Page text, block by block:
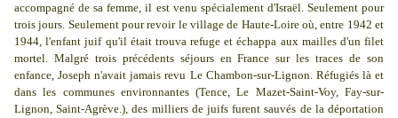
accompagné de sa femme, il est venu spécialement d'Israël. Seulement pour
trois jours. Seulement pour revoir le village de Haute-Loire où, entre 1942 et
1944, l'enfant juif qu'il était trouva refuge et échappa aux mailles d'un filet
mortel. Malgré trois précédents séjours en France sur les traces de son
enfance, Joseph n'avait jamais revu Le Chambon-sur-Lignon. Réfugiés là et
dans les communes environnantes (Tence, Le Mazet-Saint-Voy, Fay-sur-
Lignon, Saint-Agrève.), des milliers de juifs furent sauvés de la déportation